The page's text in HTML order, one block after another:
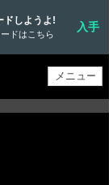
ドしようよ!
ドはこちら
入手